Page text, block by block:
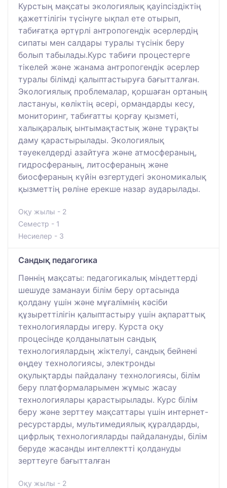
Курстың мақсаты экологиялық қауіпсіздіктің
қажеттілігін түсінуге ықпал ете отырып,
табиғатқа әртүрлі антропогендік әсерлердің
сипаты мен салдары туралы түсінік беру
болып табылады.Курс табиғи процестерге
тікелей және жанама антропогендік әсерлер
туралы білімді қалыптастыруға бағытталған.
Экологиялық проблемалар, қоршаған ортаның
ластануы, көліктің әсері, ормандарды кесу,
мониторинг, табиғатты қорғау қызметі,
халықаралық ынтымақтастық және тұрақты
даму қарастырылады. Экологиялық
тәуекелдерді азайтуға және атмосфераның,
гидросфераның, литосфераның және
биосфераның күйін өзгертудегі экономикалық
қызметтің рөліне ерекше назар аударылады.
Оқу жылы - 2
Семестр - 1
Несиелер - 3
Сандық педагогика
Пәннің мақсаты: педагогикалық міндеттерді
шешуде заманауи білім беру ортасында
қолдану үшін және мұғалімнің кәсіби
құзыреттілігін қалыптастыру үшін ақпараттық
технологияларды игеру. Курста оқу
процесінде қолданылатын сандық
технологиялардың жіктелуі, сандық бейнені
өңдеу технологиясы, электронды
оқулықтарды пайдалану технологиясы, білім
беру платформаларымен жұмыс жасау
технологиялары қарастырылады. Курс білім
беру және зерттеу мақсаттары үшін интернет-
ресурстарды, мультимедиялық құралдарды,
цифрлық технологияларды пайдалануды, білім
беруде жасанды интеллектті қолдануды
зерттеуге бағытталған
Оқу жылы - 2